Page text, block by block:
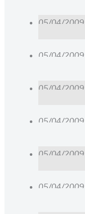
05/04/
05/04/
05/04/
05/04/
05/04/2009
05/04/